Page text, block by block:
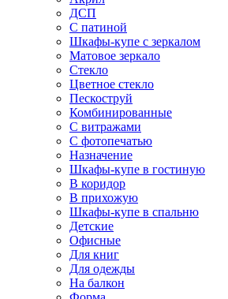
ДСП
С патиной
Шкафы-купе с зеркалом
Матовое зеркало
Стекло
Цветное стекло
Пескоструй
Комбинированные
С витражами
С фотопечатью
Назначение
Шкафы-купе в гостиную
В коридор
В прихожую
Шкафы-купе в спальню
Детские
Офисные
Для книг
Для одежды
На балкон